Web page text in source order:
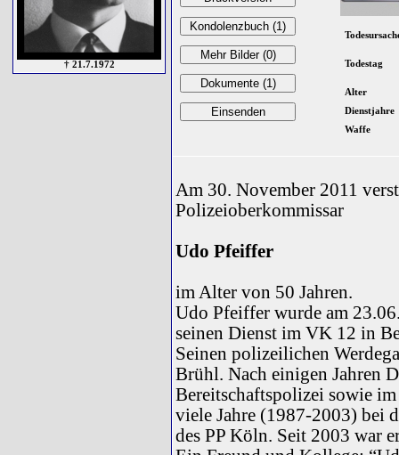
† 21.7.1972 Todestag
Alter
Dienstjahre
Waffe
Am 30. November 2011
Polizeioberkommissar
Udo Pfeiffer
im Alter von 50 Jahren.
Udo Pfeiffer wurde am
seinen Dienst im VK 12 in
Seinen polizeilichen
Brühl. Nach einigen Jahren
Bereitschaftspolizei sowie
viele Jahre (1987-2003) bei
des PP Köln. Seit 2003 war